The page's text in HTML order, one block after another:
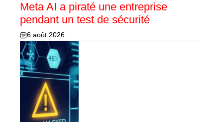
Meta AI a piraté une entreprise
pendant un test de sécurité
6 août 2026